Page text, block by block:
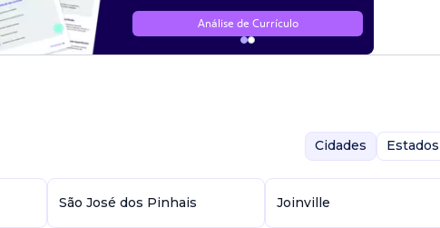
Análise de Currículo
Cidades Estados
São José dos Pinhais Joinville